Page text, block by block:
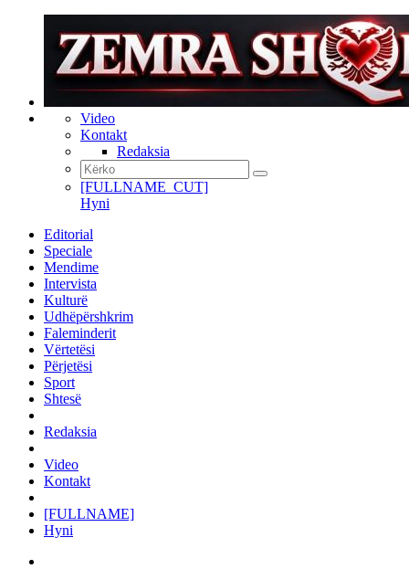
Video
Kontakt
Redaksia
[FULLNAME_CUT]
Hyni
Editorial
Speciale
Mendime
Intervista
Kulturë
Udhëpërshkrim
Faleminderit
Vërtetësi
Përjetësi
Sport
Shtesë
Redaksia
Video
Kontakt
[FULLNAME]
Hyni